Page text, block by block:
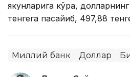
якунларига кўра,
тенгега пасайиб, 497,88
Миллий банк Доллар